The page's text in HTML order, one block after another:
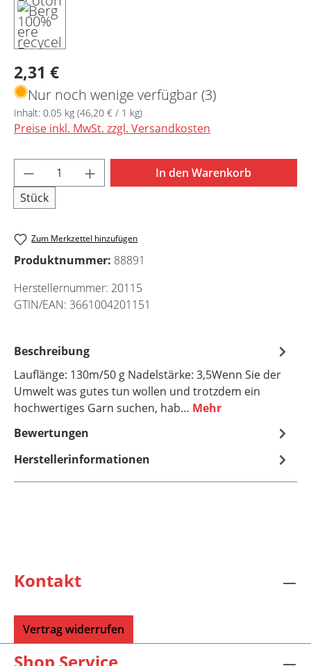
Regulärer Preis:
2,31 €
Nur noch wenige verfügbar (3)
Inhalt: 0.05 kg (46,20 € / 1 kg)
Preise inkl. MwSt. zzgl. Versandkosten
Produkt Anzahl: Gib den gewünschten
Stück
In den Warenkorb
Zum Merkzettel hinzufügen
Produktnummer: 88891
Herstellernummer: 20115
GTIN/EAN: 3661004201151
Beschreibung
Lauflänge: 130m/50 g Nadelstärke: 3,5Wenn Sie der
Umwelt was gutes tun wollen und trotzdem ein
hochwertiges Garn suchen, hab… Mehr
Bewertungen
Herstellerinformationen
Kontakt
Vertrag widerrufen